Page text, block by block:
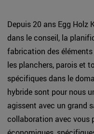
Depuis 20 ans Egg Holz
dans le conseil, la
fabrication des
les planchers, parois et
spécifiques dans le
hybride sont pour nous
agissent avec un grand
collaboration avec vous